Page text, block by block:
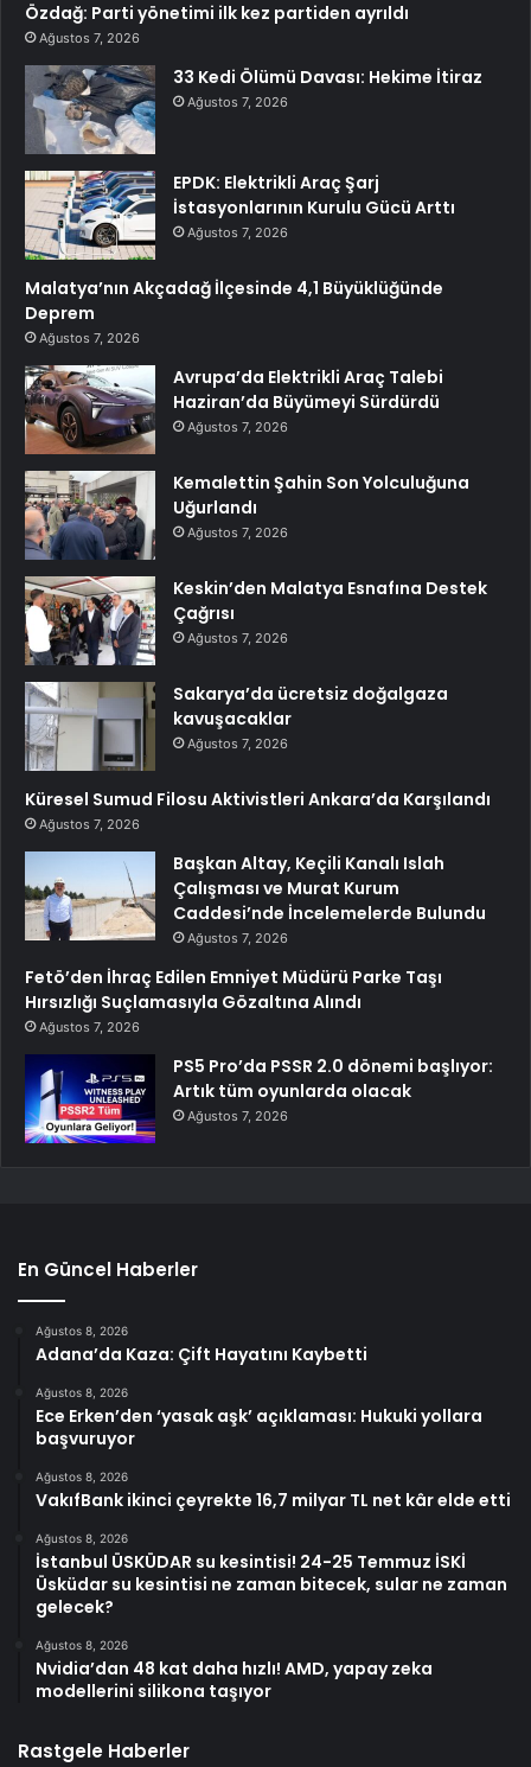
Özdağ: Parti yönetimi ilk kez partiden ayrıldı
Ağustos 7, 2026
33 Kedi Ölümü Davası: Hekime İtiraz
Ağustos 7, 2026
EPDK: Elektrikli Araç Şarj
İstasyonlarının Kurulu Gücü Arttı
Ağustos 7, 2026
Malatya’nın Akçadağ İlçesinde 4,1 Büyüklüğünde
Deprem
Ağustos 7, 2026
Avrupa’da Elektrikli Araç Talebi
Haziran’da Büyümeyi Sürdürdü
Ağustos 7, 2026
Kemalettin Şahin Son Yolculuğuna
Uğurlandı
Ağustos 7, 2026
Keskin’den Malatya Esnafına Destek
Çağrısı
Ağustos 7, 2026
Sakarya’da ücretsiz doğalgaza
kavuşacaklar
Ağustos 7, 2026
Küresel Sumud Filosu Aktivistleri Ankara’da Karşılandı
Ağustos 7, 2026
Başkan Altay, Keçili Kanalı Islah
Çalışması ve Murat Kurum
Caddesi’nde İncelemelerde Bulundu
Ağustos 7, 2026
Fetö’den İhraç Edilen Emniyet Müdürü Parke Taşı
Hırsızlığı Suçlamasıyla Gözaltına Alındı
Ağustos 7, 2026
PS5 Pro’da PSSR 2.0 dönemi başlıyor:
Artık tüm oyunlarda olacak
Ağustos 7, 2026
En Güncel Haberler
Ağustos 8, 2026
Adana’da Kaza: Çift Hayatını Kaybetti
Ağustos 8, 2026
Ece Erken’den ‘yasak aşk’ açıklaması: Hukuki yollara
başvuruyor
Ağustos 8, 2026
VakıfBank ikinci çeyrekte 16,7 milyar TL net kâr elde etti
Ağustos 8, 2026
İstanbul ÜSKÜDAR su kesintisi! 24-25 Temmuz İSKİ
Üsküdar su kesintisi ne zaman bitecek, sular ne zaman
gelecek?
Ağustos 8, 2026
Nvidia’dan 48 kat daha hızlı! AMD, yapay zeka
modellerini silikona taşıyor
Rastgele Haberler